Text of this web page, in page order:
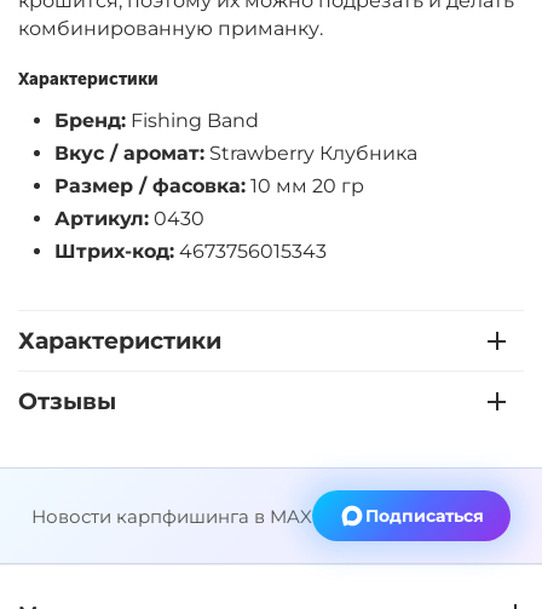
комбинированную приманку.
Характеристики
Бренд: Fishing Band
Вкус / аромат: Strawberry Клубника
Размер / фасовка: 10 мм 20 гр
Артикул: 0430
Штрих-код: 4673756015343
Характеристики
Отзывы
Новости карпфишинга в MAX Подписаться